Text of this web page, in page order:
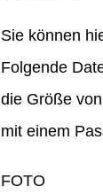
Sie können
Folgende
die Größe
mit einem
FOTO